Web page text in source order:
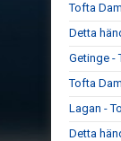
Tofta
Detta
Getinge -
Tofta
Lagan -
Detta